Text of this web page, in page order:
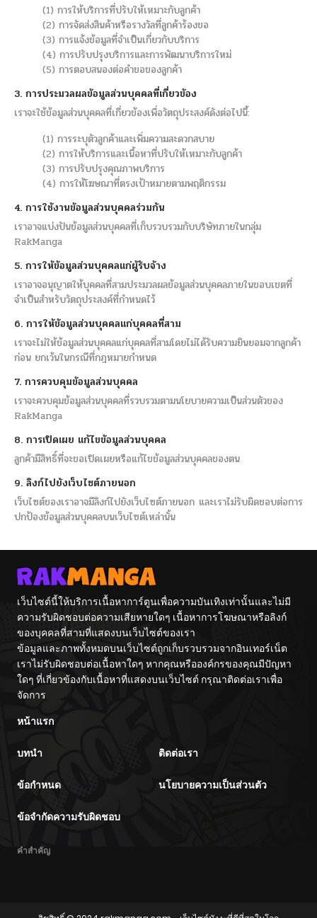
(1) การให้บริการที่ปรับให้เหมาะกับลูกค้า
(2) การจัดส่งสินค้าหรือรางวัลที่ลูกค้าร้องขอ
(3) การแจ้งข้อมูลที่จำเป็นเกี่ยวกับบริการ
(4) การปรับปรุงบริการและการพัฒนาบริการใหม่
(5) การตอบสนองต่อคำขอของลูกค้า
3. การประมวลผลข้อมูลส่วนบุคคลที่เกี่ยวข้อง
เราจะใช้ข้อมูลส่วนบุคคลที่เกี่ยวข้องเพื่อวัตถุประสงค์ดังต่อไปนี้:
(1) การระบุตัวลูกค้าและเพิ่มความสะดวกสบาย
(2) การให้บริการและเนื้อหาที่ปรับให้เหมาะกับลูกค้า
(3) การปรับปรุงคุณภาพบริการ
(4) การให้โฆษณาที่ตรงเป้าหมายตามพฤติกรรม
4. การใช้งานข้อมูลส่วนบุคคลร่วมกัน
เราอาจแบ่งปันข้อมูลส่วนบุคคลที่เก็บรวบรวมกับบริษัทภายในกลุ่ม
RakManga
5. การให้ข้อมูลส่วนบุคคลแก่ผู้รับจ้าง
เราอาจอนุญาตให้บุคคลที่สามประมวลผลข้อมูลส่วนบุคคลภายในขอบเขตที่
จำเป็นสำหรับวัตถุประสงค์ที่กำหนดไว้
6. การให้ข้อมูลส่วนบุคคลแก่บุคคลที่สาม
เราจะไม่ให้ข้อมูลส่วนบุคคลแก่บุคคลที่สามโดยไม่ได้รับความยินยอมจากลูกค้า
ก่อน ยกเว้นในกรณีที่กฎหมายกำหนด
7. การควบคุมข้อมูลส่วนบุคคล
เราจะควบคุมข้อมูลส่วนบุคคลที่รวบรวมตามนโยบายความเป็นส่วนตัวของ
RakManga
8. การเปิดเผย แก้ไขข้อมูลส่วนบุคคล
ลูกค้ามีสิทธิ์ที่จะขอเปิดเผยหรือแก้ไขข้อมูลส่วนบุคคลของตน
9. ลิงก์ไปยังเว็บไซต์ภายนอก
เว็บไซต์ของเราอาจมีลิงก์ไปยังเว็บไซต์ภายนอก และเราไม่รับผิดชอบต่อการ
ปกป้องข้อมูลส่วนบุคคลบนเว็บไซต์เหล่านั้น
เว็บไซต์นี้ให้บริการเนื้อหาการ์ตูนเพื่อความบันเทิงเท่านั้นและไม่มี
ความรับผิดชอบต่อความเสียหายใดๆ เนื้อหาการโฆษณาหรือลิงก์
ของบุคคลที่สามที่แสดงบนเว็บไซต์ของเรา
ข้อมูลและภาพทั้งหมดบนเว็บไซต์ถูกเก็บรวบรวมจากอินเทอร์เน็ต
เราไม่รับผิดชอบต่อเนื้อหาใดๆ หากคุณหรือองค์กรของคุณมีปัญหา
ใดๆ ที่เกี่ยวข้องกับเนื้อหาที่แสดงบนเว็บไซต์ กรุณาติดต่อเราเพื่อ
จัดการ
หน้าแรก
บทนำ ติดต่อเรา
ข้อกำหนด นโยบายความเป็นส่วนตัว
ข้อจำกัดความรับผิดชอบ
คำสำคัญ